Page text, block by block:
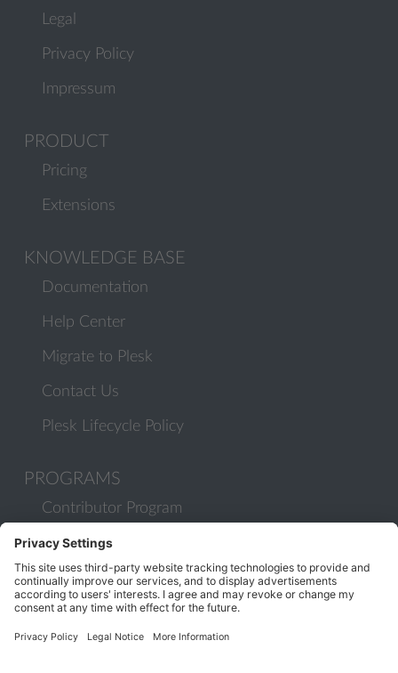
Legal
Privacy Policy
Impressum
PRODUCT
Pricing
Extensions
KNOWLEDGE BASE
Documentation
Help Center
Migrate to Plesk
Contact Us
Plesk Lifecycle Policy
PROGRAMS
Contributor Program
Partner Program
COMMUNITY